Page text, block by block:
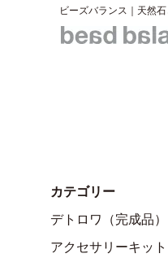
ビーズバランス｜天然
カテゴリー
デトロワ（完成品）
アクセサリーキット